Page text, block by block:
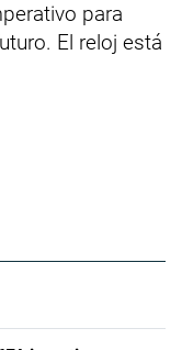
para
El reloj está